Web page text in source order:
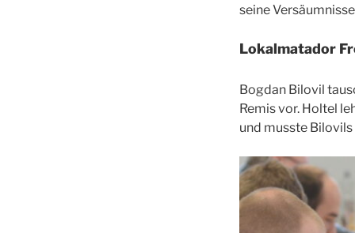
seine
Lokalmatador
Bogdan Bilovil
Remis vor. Holtel
und musste